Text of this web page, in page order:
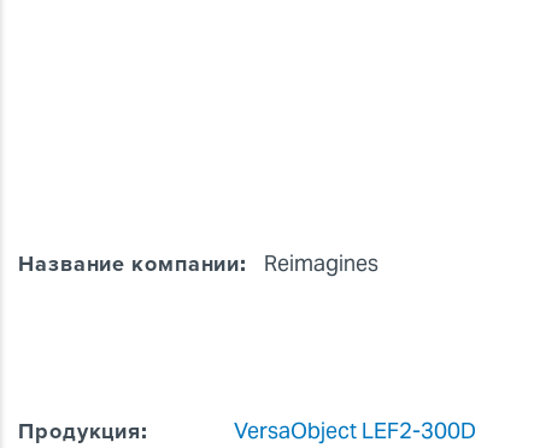
Название компании: Reimagines
Продукция: VersaObject LEF2-300D